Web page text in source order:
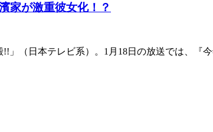
家が激重彼女化！？
（日本テレビ系）。1月18日の放送では、『